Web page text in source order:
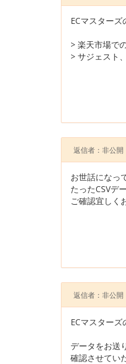
ECマスターズ
> 楽天市場で
> サジェス
返信者：非公開
お世話になっ
たったCSVデ
ご確認宜し
返信者：非公開
ECマスターズ
データをお送
確認させてい